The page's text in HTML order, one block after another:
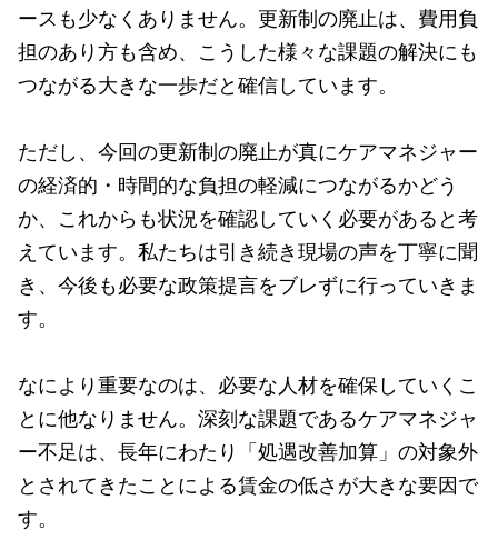
ースも少なくありません。更新制の廃止は、費用負
担のあり方も含め、こうした様々な課題の解決にも
つながる大きな一歩だと確信しています。
ただし、今回の更新制の廃止が真にケアマネジャー
の経済的・時間的な負担の軽減につながるかどう
か、これからも状況を確認していく必要があると考
えています。私たちは引き続き現場の声を丁寧に聞
き、今後も必要な政策提言をブレずに行っていきま
す。
なにより重要なのは、必要な人材を確保していくこ
とに他なりません。深刻な課題であるケアマネジャ
ー不足は、長年にわたり「処遇改善加算」の対象外
とされてきたことによる賃金の低さが大きな要因で
す。